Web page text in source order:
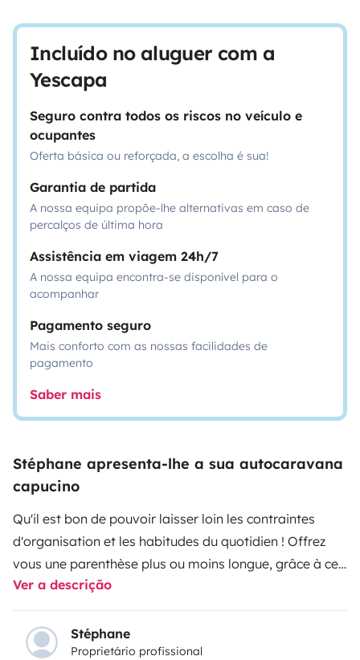
Incluído no aluguer com a
Yescapa
Seguro contra todos os riscos no veículo e
ocupantes
Oferta básica ou reforçada, a escolha é sua!
Garantia de partida
A nossa equipa propõe-lhe alternativas em caso de
percalços de última hora
Assistência em viagem 24h/7
A nossa equipa encontra-se disponível para o
acompanhar
Pagamento seguro
Mais conforto com as nossas facilidades de
pagamento
Saber mais
Stéphane apresenta-lhe a sua autocaravana
capucino
Qu'il est bon de pouvoir laisser loin les contraintes
d'organisation et les habitudes du quotidien ! Offrez
vous une parenthèse plus ou moins longue, grâce à ce
camping-car BENIMAR flambant neuf pouvant
accueillir jusqu'à 6 personnes, avec tout le confort de la
maison.
C'est un univers de simplicité et de liberté
qui s'ouvre à vous ! Pouvoir suivre le fil de vos envies,
Ver a descrição
Stéphane
Proprietário profissional